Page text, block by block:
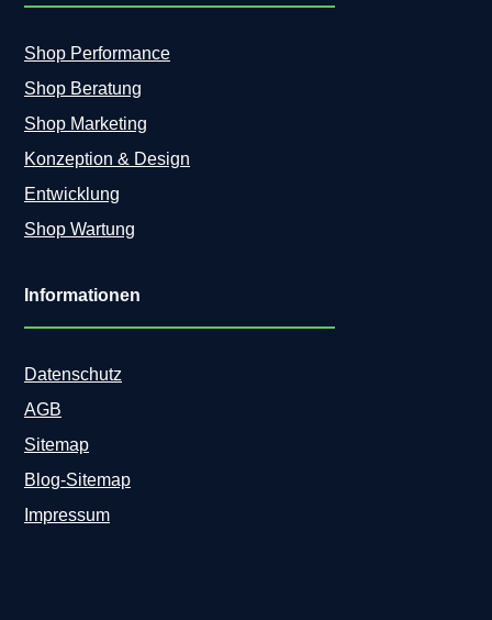
Shop Performance
Shop Beratung
Shop Marketing
Konzeption & Design
Entwicklung
Shop Wartung
Informationen
Datenschutz
AGB
Sitemap
Blog-Sitemap
Impressum